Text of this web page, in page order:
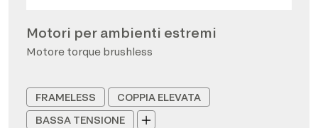
Motori per ambienti estremi
Motore torque brushless
FRAMELESS
COPPIA ELEVATA
BASSA TENSIONE